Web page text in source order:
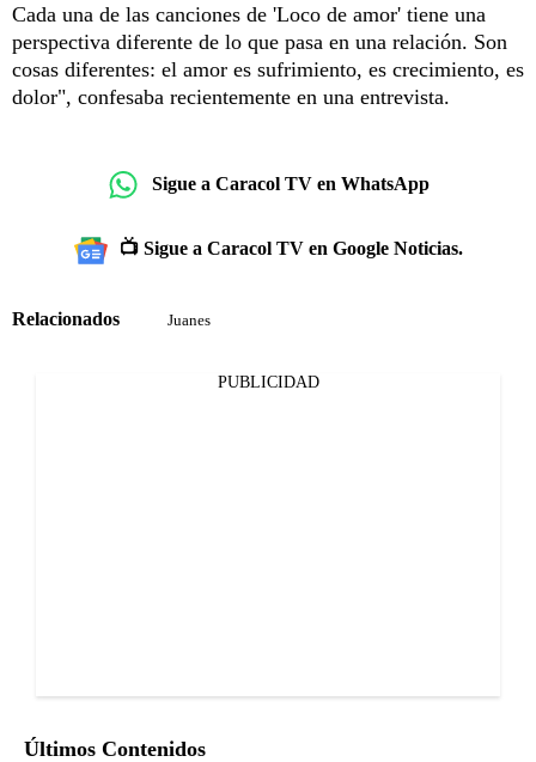
Cada una de las canciones de 'Loco de amor' tiene una
perspectiva diferente de lo que pasa en una relación. Son
cosas diferentes: el amor es sufrimiento, es crecimiento, es
dolor", confesaba recientemente en una entrevista.
Sigue a Caracol TV en WhatsApp
📺 Sigue a Caracol TV en Google Noticias.
Relacionados Juanes
PUBLICIDAD
Últimos Contenidos